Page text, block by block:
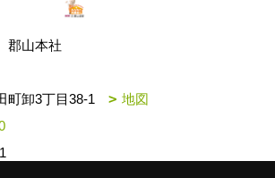
郡山本社
町卸3丁目38-1
地図